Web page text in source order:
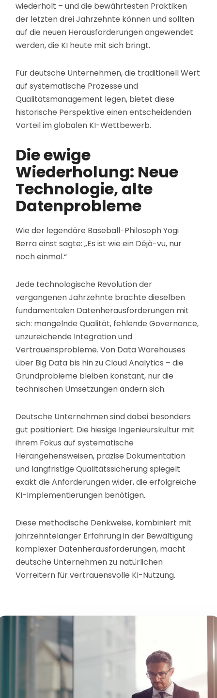
wiederholt – und die bewährtesten Praktiken
der letzten drei Jahrzehnte können und sollten
auf die neuen Herausforderungen angewendet
werden, die KI heute mit sich bringt.
Für deutsche Unternehmen, die traditionell Wert
auf systematische Prozesse und
Qualitätsmanagement legen, bietet diese
historische Perspektive einen entscheidenden
Vorteil im globalen KI-Wettbewerb.
Die ewige
Wiederholung: Neue
Technologie, alte
Datenprobleme
Wie der legendäre Baseball-Philosoph Yogi
Berra einst sagte: „Es ist wie ein Déjà-vu, nur
noch einmal.“
Jede technologische Revolution der
vergangenen Jahrzehnte brachte dieselben
fundamentalen Datenherausforderungen mit
sich: mangelnde Qualität, fehlende Governance,
unzureichende Integration und
Vertrauensprobleme. Von Data Warehouses
über Big Data bis hin zu Cloud Analytics – die
Grundprobleme bleiben konstant, nur die
technischen Umsetzungen ändern sich.
Deutsche Unternehmen sind dabei besonders
gut positioniert. Die hiesige Ingenieurskultur mit
ihrem Fokus auf systematische
Herangehensweisen, präzise Dokumentation
und langfristige Qualitätssicherung spiegelt
exakt die Anforderungen wider, die erfolgreiche
KI-Implementierungen benötigen.
Diese methodische Denkweise, kombiniert mit
jahrzehntelanger Erfahrung in der Bewältigung
komplexer Datenherausforderungen, macht
deutsche Unternehmen zu natürlichen
Vorreitern für vertrauensvolle KI-Nutzung.